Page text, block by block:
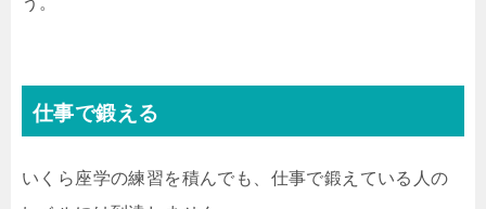
仕事で鍛える
いくら座学の練習を積んでも、仕事で鍛えている人の